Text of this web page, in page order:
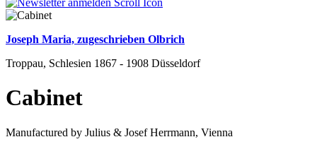
Joseph Maria, zugeschrieben Olbrich
Troppau, Schlesien 1867 - 1908 Düsseldorf
Cabinet
Manufactured by Julius & Josef Herrmann, Vienna